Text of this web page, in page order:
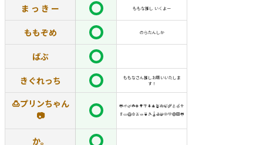
ま っ き ー ももな推し いくよー
ももぞめ のらたんしか
ばぶ
きぐれっち
ももなさん推しお願いいたしま
す！
🍮プリンちゃん
📷
🐸🌱🌿☘️🍀🌳🌴🌲🎄🪴🎋🍃🌾🍐🍏🥦
🥬🥒🥝🫑🫒🥗🍵🎾🪀⛳️🧩🦠💚🟢🟩🐸
か。